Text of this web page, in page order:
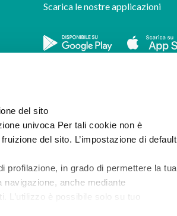
del sito
univoca Per tali cookie non è
del sito. L’impostazione di default
profilazione, in grado di permettere la tua
anche mediante
L’utilizzo è possibile solo su tuo
Scarica le nostre applicazioni